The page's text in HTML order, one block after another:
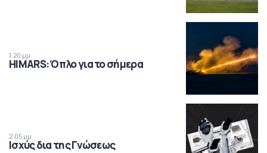
1:20 μμ
HIMARS: Όπλο για το σήμερα
2:05 μμ
Ισχύς δια της Γνώσεως